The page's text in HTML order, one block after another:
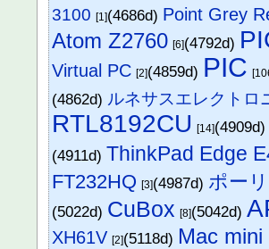
3100 [1](4686d) Point Grey
Atom Z2760 [6](4792d)
Virtual PC [2](4859d) PIC
(4862d) ルネサスエレクトロ
RTL8192CU [14]
(4911d) ThinkPad Edge
FT232HQ [3](4987d) ポー
(5022d) CuBox [8](5042d)
XH61V [2](5118d) Mac